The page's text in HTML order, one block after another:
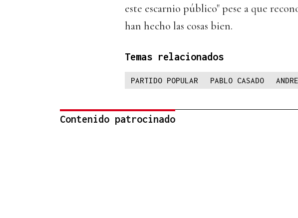
este escarnio público" pese a que
han hecho las cosas bien.
Temas relacionados
PARTIDO POPULAR PABLO CASADO
Contenido patrocinado